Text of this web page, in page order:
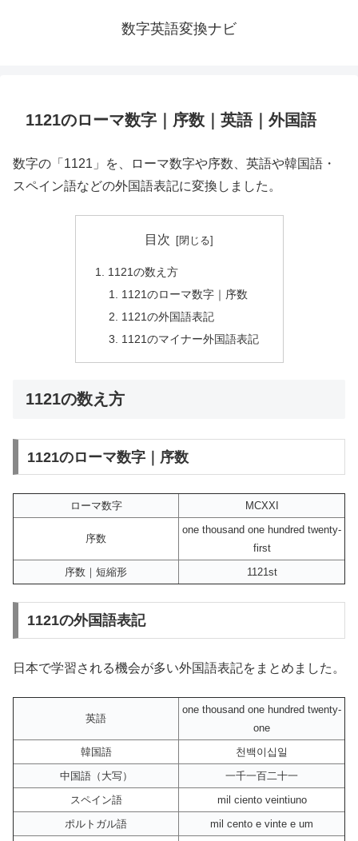
数字英語変換ナビ
1121のローマ数字｜序数｜英語｜外国語
数字の「1121」を、ローマ数字や序数、英語や韓国語・
スペイン語などの外国語表記に変換しました。
目次
1121の数え方
1121のローマ数字｜序数
1121の外国語表記
1121のマイナー外国語表記
1121の数え方
1121のローマ数字｜序数
ローマ数字 MCXXI
序数
one thousand one hundred twenty-
first
序数｜短縮形
1121st
1121の外国語表記
日本で学習される機会が多い外国語表記をまとめました。
英語
one thousand one hundred twenty-
one
韓国語
천백이십일
中国語（大写）
一千一百二十一
スペイン語
mil ciento veintiuno
ポルトガル語
mil cento e vinte e um